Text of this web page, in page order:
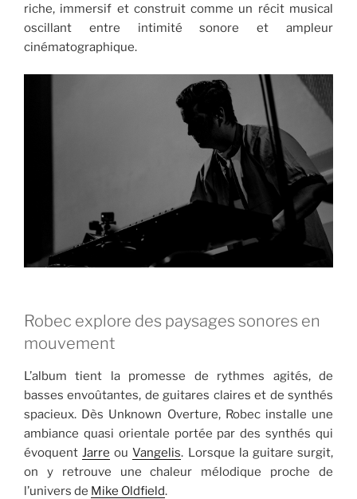
riche, immersif et construit comme un récit musical
oscillant entre intimité sonore et ampleur
cinématographique.
Robec explore des paysages sonores en
mouvement
L’album tient la promesse de rythmes agités, de
basses envoûtantes, de guitares claires et de synthés
spacieux. Dès Unknown Overture, Robec installe une
ambiance quasi orientale portée par des synthés qui
évoquentJarre ouVangelis. Lorsque la guitare surgit,
on y retrouve une chaleur mélodique proche de
l’univers de Mike Oldfield.